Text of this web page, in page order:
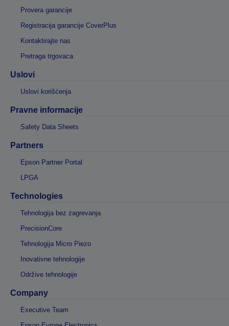
Provera garancije
Registracija garancije CoverPlus
Kontaktirajte nas
Pretraga trgovaca
Uslovi
Uslovi korišćenja
Pravne informacije
Safety Data Sheets
Partners
Epson Partner Portal
LPGA
Technologies
Tehnologija bez zagrevanja
PrecisionCore
Tehnologija Micro Piezo
Inovativne tehnologije
Održive tehnologije
Company
Executive Team